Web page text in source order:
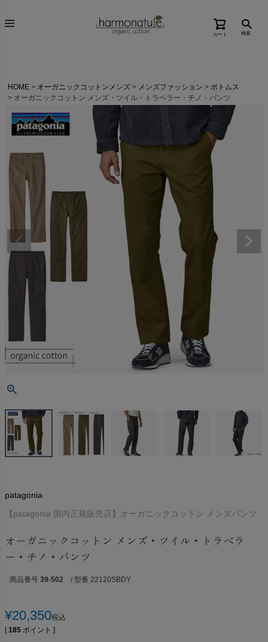
カート 検索
HOME オーガニックコットンメンズ メンズファッション
ボトムス
オーガニックコットン メンズ・ツイル・トラベラー・チノ・パンツ
patagonia
【patagonia 国内正規販売店】オーガニックコットン メンズパンツ
オーガニックコットン メンズ・ツイル・トラベラ
ー・チノ・パンツ
商品番号 39-502 / 型番 22120SBDY
¥20,350税込
[ 185 ポイント ]